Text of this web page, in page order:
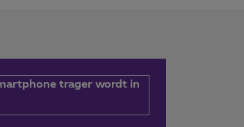
trager wordt in